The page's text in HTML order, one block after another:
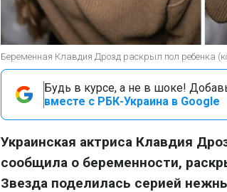
Беременная Клавдия Дрозд раскрыл пол ребенка
Будь в курсе, а не в шоке!
вместе с РБК-Украина в Google
Украинская актриса Клавдия
сообщила о беременности,
Звезда поделилась серией